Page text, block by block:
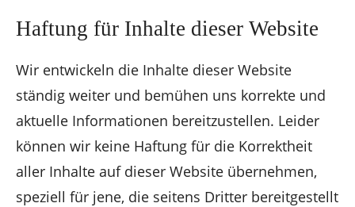
Haftung für Inhalte dieser Website
Wir entwickeln die Inhalte dieser Website
ständig weiter und bemühen uns korrekte und
aktuelle Informationen bereitzustellen. Leider
können wir keine Haftung für die Korrektheit
aller Inhalte auf dieser Website übernehmen,
speziell für jene, die seitens Dritter bereitgestellt